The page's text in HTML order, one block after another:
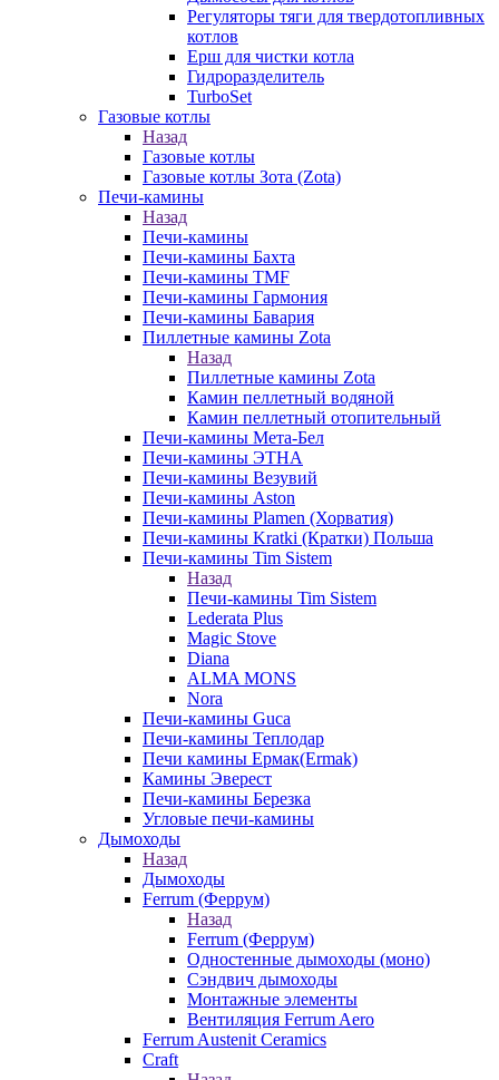
Регуляторы тяги для твердотопливных
котлов
Ерш для чистки котла
Гидроразделитель
TurboSet
Газовые котлы
Назад
Газовые котлы
Газовые котлы Зота (Zota)
Печи-камины
Назад
Печи-камины
Печи-камины Бахта
Печи-камины TMF
Печи-камины Гармония
Печи-камины Бавария
Пиллетные камины Zota
Назад
Пиллетные камины Zota
Камин пеллетный водяной
Камин пеллетный отопительный
Печи-камины Мета-Бел
Печи-камины ЭТНА
Печи-камины Везувий
Печи-камины Aston
Печи-камины Plamen (Хорватия)
Печи-камины Kratki (Кратки) Польша
Печи-камины Tim Sistem
Назад
Печи-камины Tim Sistem
Lederata Plus
Magic Stove
Diana
ALMA MONS
Nora
Печи-камины Guca
Печи-камины Теплодар
Печи камины Ермак(Ermak)
Камины Эверест
Печи-камины Березка
Угловые печи-камины
Дымоходы
Назад
Дымоходы
Ferrum (Феррум)
Назад
Ferrum (Феррум)
Одностенные дымоходы (моно)
Сэндвич дымоходы
Монтажные элементы
Вентиляция Ferrum Aero
Ferrum Austenit Ceramics
Craft